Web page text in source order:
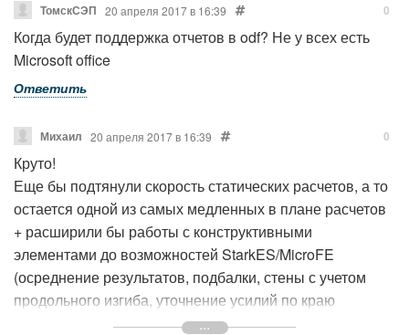
ТомскСЭП 20 апреля 2017 в 16:39 0
Когда будет поддержка отчетов в odf? Не у всех есть
Microsoft office
Ответить
Михаил 20 апреля 2017 в 16:39 0
Круто!
Еще бы подтянули скорость статических расчетов, а то
остается одной из самых медленных в плане расчетов
+ расширили бы работы с конструктивными
элементами до возможностей StarkES/MicroFE
(осреднение результатов, подбалки, стены с учетом
продольного изгиба, уточнение усилий по краю
колонны для безбалочных перекрытий) и стало бы